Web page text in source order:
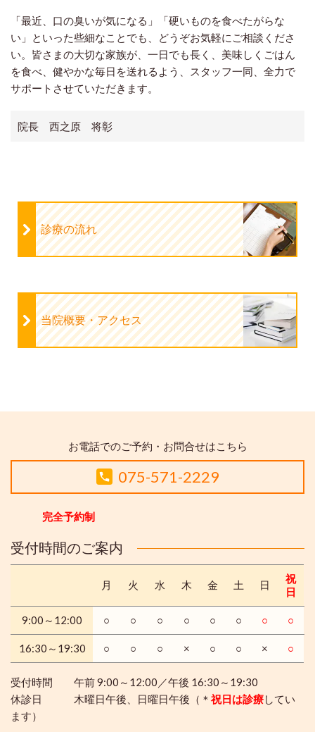
「最近、口の臭いが気になる」「硬いものを食べたがらな
い」といった些細なことでも、どうぞお気軽にご相談くださ
い。皆さまの大切な家族が、一日でも長く、美味しくごはん
を食べ、健やかな毎日を送れるよう、スタッフ一同、全力で
サポートさせていただきます。
院長 西之原 将彰
診療の流れ
当院概要・アクセス
お電話でのご予約・お問合せはこちら
075-571-2229
完全予約制
受付時間のご案内
月 火 水 木 金 土 日
祝
日
9:00～12:00 ○ ○ ○ ○ ○ ○ ○ ○
16:30～19:30 ○ ○ ○ × ○ ○ × ○
受付時間 午前 9:00～12:00／午後 16:30～19:30
休診日 木曜日午後、日曜日午後（＊ 祝日は診療してい
ます）